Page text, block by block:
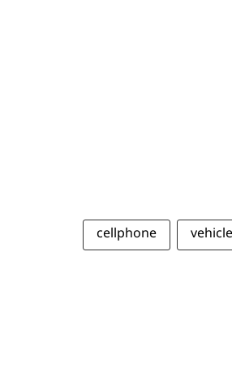
cellphone vehicle